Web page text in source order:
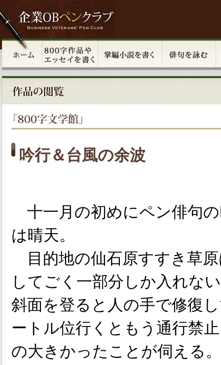
吟行＆台風の余波
十一月の初めにペン俳句
は晴天。
目的地の仙石原すすき草
してごく一部分しか入れな
斜面を登ると人の手で修復
ートル位行くともう通行禁
の大きかったことが伺える